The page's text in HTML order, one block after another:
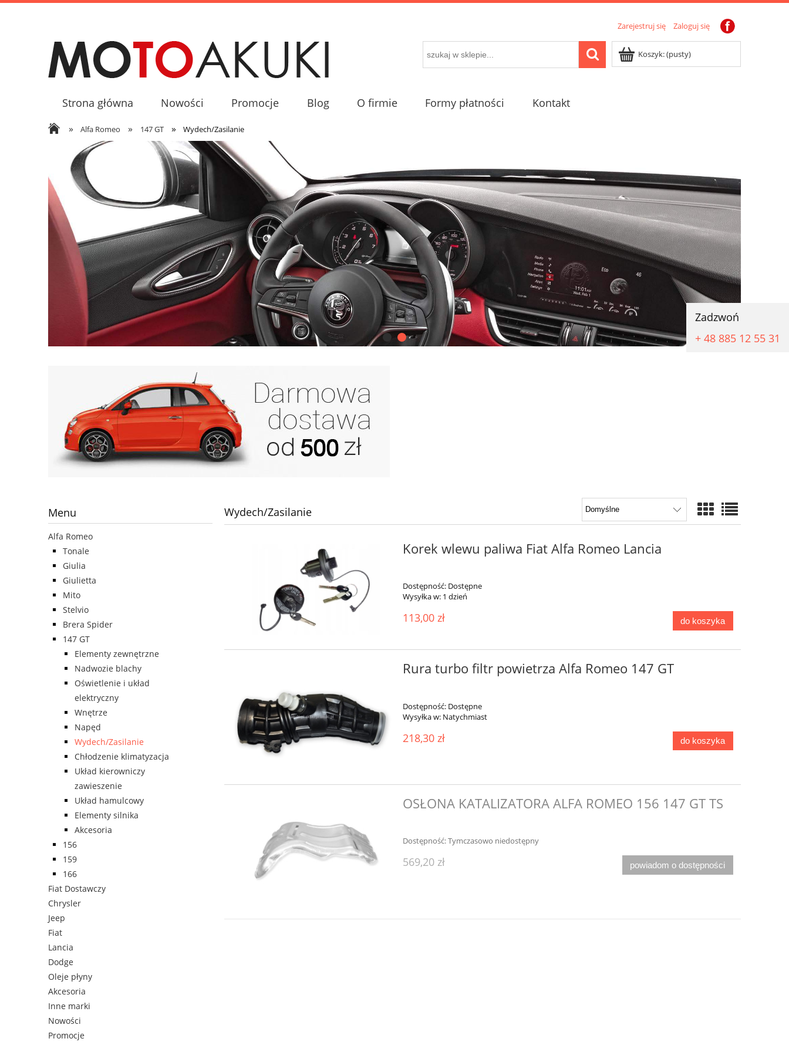
Zarejestruj się Zaloguj się
Zadzwoń
+ 48 885 12 55 31
Koszyk:(pusty)
Strona główna Nowości Promocje Blog O firmie Formy płatności Kontakt
» Alfa Romeo » 147 GT » Wydech/Zasilanie
Menu
Alfa Romeo
Tonale
Giulia
Giulietta
Mito
Stelvio
Brera Spider
147 GT
Elementy zewnętrzne
Nadwozie blachy
Oświetlenie i układ
elektryczny
Wnętrze
Napęd
Wydech/Zasilanie
Chłodzenie klimatyzacja
Układ kierowniczy
zawieszenie
Układ hamulcowy
Elementy silnika
Akcesoria
156
159
166
Fiat Dostawczy
Chrysler
Jeep
Fiat
Lancia
Dodge
Oleje płyny
Akcesoria
Inne marki
Nowości
Promocje
Wydech/Zasilanie
Korek wlewu paliwa Fiat Alfa Romeo Lancia
Dostępność: Dostępne
Wysyłka w: 1 dzień
113,00 zł do koszyka
Rura turbo filtr powietrza Alfa Romeo 147 GT
Dostępność: Dostępne
Wysyłka w: Natychmiast
218,30 zł do koszyka
OSŁONA KATALIZATORA ALFA ROMEO 156 147 GT TS
Dostępność:Tymczasowo niedostępny
569,20 zł powiadom o dostępności